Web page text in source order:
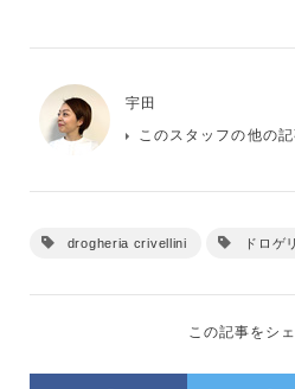
宇田
このスタッフの他の
drogheria crivellini ドロゲ
この記事をシ